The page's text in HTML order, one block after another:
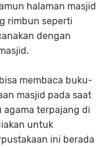
halaman masjid
rimbun seperti
dengan
membaca buku-
masjid pada saat
agama terpajang di
untuk
ini berada